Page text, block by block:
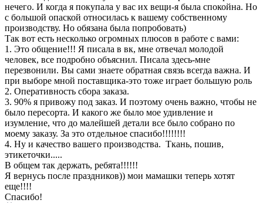
нечего. И когда я покупала у вас их вещи-я была спокойна. Но
с большой опаской относилась к вашему собственному
производству. Но обязана была попробовать)
Так вот есть несколько огромных плюсов в работе с вами:
1. Это общение!!! Я писала в вк, мне отвечал молодой
человек, все подробно объяснил. Писала здесь-мне
перезвонили. Вы сами знаете обратная связь всегда важна. И
при выборе мной поставщика-это тоже играет большую роль
2. Оперативность сбора заказа.
3. 90% я привожу под заказ. И поэтому очень важно, чтобы не
было пересорта. И какого же было мое удивление и
изумление, что до малейшей детали все было собрано по
моему заказу. За это отдельное спасибо!!!!!!!!
4. Ну и качество вашего производства. Ткань, пошив,
этикеточки.....
В общем так держать, ребята!!!!!!
Я вернусь после праздников)) мои мамашки теперь хотят
еще!!!!
Спасибо!